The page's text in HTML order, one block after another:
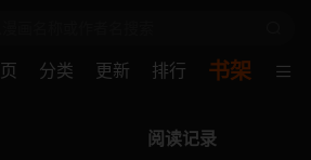
分类 更新 排行 书架
阅读记录